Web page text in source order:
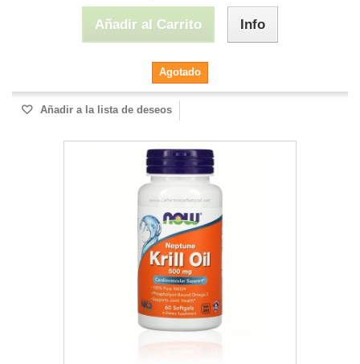
Añadir al Carrito Info
Agotado
Añadir a la lista de deseos